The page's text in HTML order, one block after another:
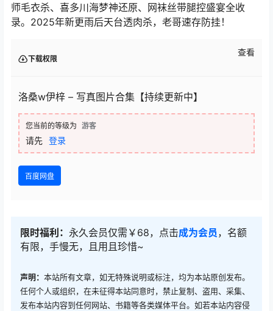
师毛衣杀、喜多川海梦神还原、网袜丝带腿控盛宴全收
录。2025年新更雨后天台透肉杀，老哥速存防挂！
下载权限
查看
洛桑w伊梓 – 写真图片合集【持续更新中】
您当前的等级为 游客
请先 登录
百度网盘
限时福利： 永久会员仅需￥68，点击成为会员，名额
有限，手慢无，且用且珍惜~
声明： 本站所有文章，如无特殊说明或标注，均为本站原创发布。
任何个人或组织，在未征得本站同意时，禁止复制、盗用、采集、
发布本站内容到任何网站、书籍等各类媒体平台。如若本站内容侵